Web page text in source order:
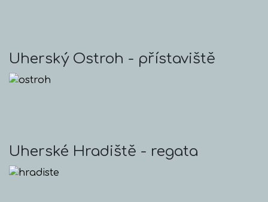
Uherský Ostroh - přístaviště
Uherské Hradiště - regata